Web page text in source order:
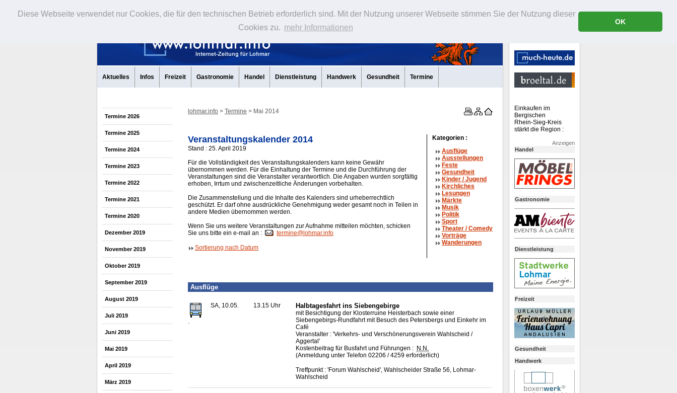
Diese Webseite verwendet nur Cookies, die für den technischen Betrieb erforderlich sind. Mit der Nutzung unserer Webseite stimmen Sie der Nutzung dieser
Cookies zu. mehr Informationen
OK
Aktuelles Infos Freizeit Gastronomie Handel Dienstleistung Handwerk Gesundheit Termine
Termine 2026
Termine 2025
Termine 2024
Termine 2023
Termine 2022
Termine 2021
Termine 2020
Dezember 2019
November 2019
Oktober 2019
September 2019
August 2019
Juli 2019
Juni 2019
Mai 2019
April 2019
März 2019
lohmar.info > Termine > Mai 2014
Veranstaltungskalender 2014
Stand : 25. April 2019
Für die Vollständigkeit des Veranstaltungskalenders kann keine Gewähr
übernommen werden. Für die Einhaltung der Termine und die Durchführung der
Veranstaltungen sind die Veranstalter verantwortlich. Die Angaben wurden sorgfältig
erhoben, Irrtum und zwischenzeitliche Änderungen vorbehalten.
Die Zusammenstellung und die Inhalte des Kalenders sind urheberrechtlich
geschützt. Er darf ohne ausdrückliche Genehmigung weder gesamt noch in Teilen in
andere Medien übernommen werden.
Wenn Sie uns weitere Veranstaltungen zur Aufnahme mitteilen möchten, schicken
Sie uns bitte ein e-mail an :
termine@lohmar.info
Sortierung nach Datum
Kategorien :
Ausflüge
Ausstellungen
Feste
Gesundheit
Kinder / Jugend
Kirchliches
Lesungen
Märkte
Musik
Politik
Sport
Theater /Comedy
Vorträge
Wanderungen
Ausflüge
.
SA, 10.05. 13.15 Uhr Halbtagesfahrt ins Siebengebirge
mit Besichtigung der Klosterruine Heisterbach sowie einer
Siebengebirgs-Rundfahrt mit Besuch des Petersbergs und Einkehr im
Café
Veranstalter : 'Verkehrs- und Verschönerungsverein Wahlscheid /
Aggertal'
Kostenbeitrag für Busfahrt und Führungen : N.N.
(Anmeldung unter Telefon 02206 / 4259 erforderlich)
Treffpunkt : 'Forum Wahlscheid', Wahlscheider Straße 56, Lohmar-
Wahlscheid
Einkaufen im
Bergischen
Rhein-Sieg-Kreis
stärkt die Region :
Anzeigen
Handel
Gastronomie
Dienstleistung
Freizeit
Gesundheit
Handwerk